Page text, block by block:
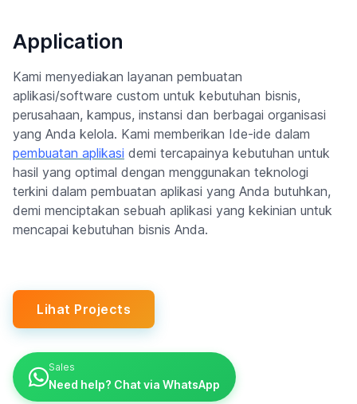
Application
Kami menyediakan layanan pembuatan
aplikasi/software custom untuk kebutuhan bisnis,
perusahaan, kampus, instansi dan berbagai organisasi
yang Anda kelola. Kami memberikan Ide-ide dalam
pembuatan aplikasi demi tercapainya kebutuhan untuk
hasil yang optimal dengan menggunakan teknologi
terkini dalam pembuatan aplikasi yang Anda butuhkan,
demi menciptakan sebuah aplikasi yang kekinian untuk
mencapai kebutuhan bisnis Anda.
Lihat Projects
Sales
Need help? Chat via WhatsApp